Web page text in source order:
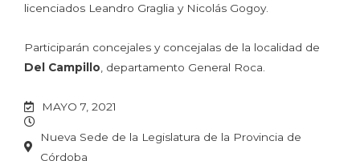
licenciados Leandro Graglia y Nicolás Gogoy.
Participarán concejales y concejalas de la localidad de
Del Campillo , departamento General Roca.
MAYO 7, 2021
Nueva Sede de la Legislatura de la Provincia de
Córdoba